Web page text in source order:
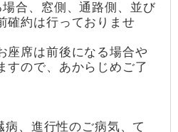
合、窓側、通路側、並び
確約は行っておりませ
席は前後になる場合や
すので、あからじめご了
、進行性のご病気、て